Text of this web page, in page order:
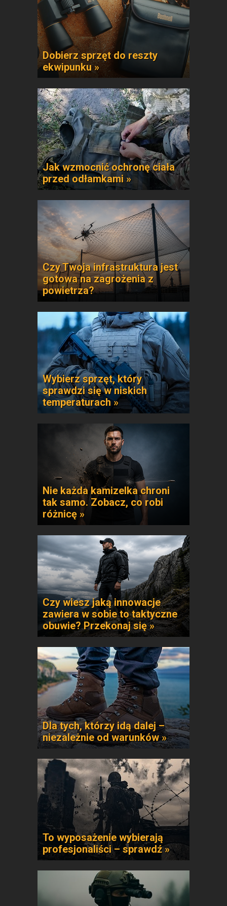
Dobierz sprzęt do reszty
ekwipunku »
Jak wzmocnić ochronę ciała
przed odłamkami »
Czy Twoja infrastruktura jest
gotowa na zagrożenia z
powietrza?
Wybierz sprzęt, który
sprawdzi się w niskich
temperaturach »
Nie każda kamizelka chroni
tak samo. Zobacz, co robi
różnicę »
Czy wiesz jaką innowacje
zawiera w sobie to taktyczne
obuwie? Przekonaj się »
Dla tych, którzy idą dalej –
niezależnie od warunków »
To wyposażenie wybierają
profesjonaliści – sprawdź »